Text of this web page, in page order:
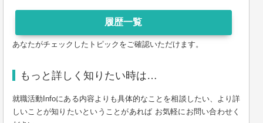
あなたがチェックしたトピックをご確認いただけます。
もっと詳しく知りたい時は…
就職活動Infoにある内容よりも具体的なことを相談したい、より詳
しいことが知りたいということがあれば お気軽にお問い合わせく